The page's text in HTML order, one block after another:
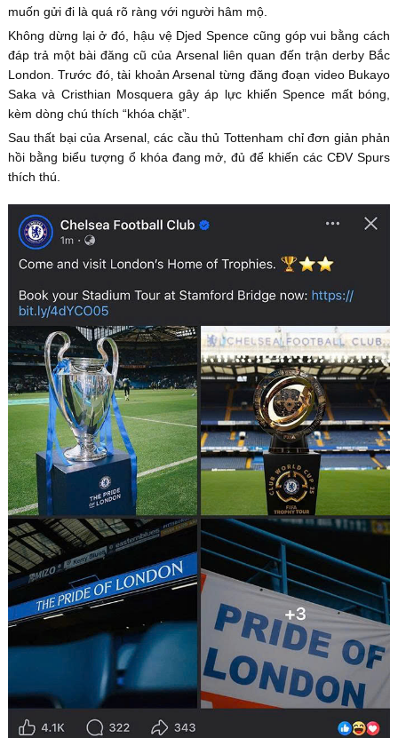
muốn gửi đi là quá rõ ràng với người hâm mộ.
Không dừng lại ở đó, hậu vệ Djed Spence cũng góp vui bằng cách
đáp trả một bài đăng cũ của Arsenal liên quan đến trận derby Bắc
London. Trước đó, tài khoản Arsenal từng đăng đoạn video Bukayo
Saka và Cristhian Mosquera gây áp lực khiến Spence mất bóng,
kèm dòng chú thích “khóa chặt”.
Sau thất bại của Arsenal, các cầu thủ Tottenham chỉ đơn giản phản
hồi bằng biểu tượng ổ khóa đang mở, đủ để khiến các CĐV Spurs
thích thú.